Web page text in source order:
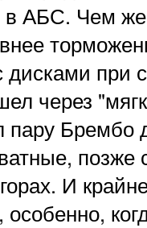
АБС. Чем
дисками
через
пару Брембо
позже
И
особенно,